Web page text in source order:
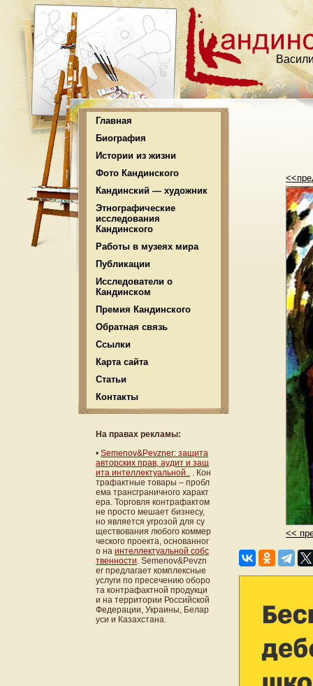
Главная
Биография
Истории из жизни
Фото Кандинского
Кандинский — художник
Этнографические
исследования
Кандинского
Работы в музеях мира
Публикации
Исследователи о
Кандинском
Премия Кандинского
Обратная связь
Ссылки
Карта сайта
Статьи
Контакты
На правах рекламы:
• Semenov&Pevzner: защита
авторских прав, аудит и защ
ита интеллектуальной..
. Кон
трафактные товары – пробл
ема трансграничного характ
ера. Торговля контрафактом
не просто мешает бизнесу,
но является угрозой для су
ществования любого коммер
ческого проекта, основанног
о на интеллектуальной собс
твенности . Semenov&Pevzn
er предлагает комплексные
услуги по пресечению оборо
та контрафактной продукци
и на территории Российской
Федерации, Украины, Белар
уси и Казахстана.
<<